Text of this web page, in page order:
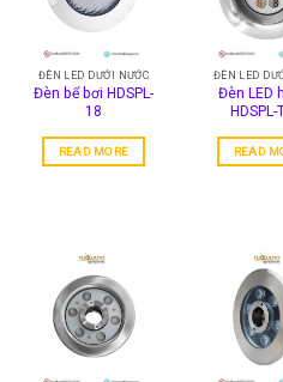
options
may
be
chosen
on
product
page
ĐÈN LED DƯỚI NƯỚC
Đèn bể bơi HDSPL-
18
READ MORE
ĐÈN LED
Đèn LED
HDSPL-
READ